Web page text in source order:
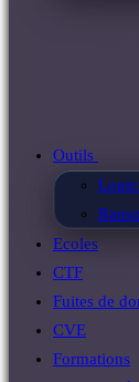
Outils
Ecoles
CTF
Fuites de
CVE
Formations